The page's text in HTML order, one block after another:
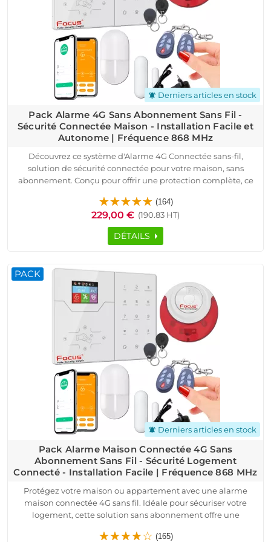
Laissez notre alarme connectée sans fil vous offrir une sécurité
intelligente et facile à gérer au quotidien.
notifications_active Derniers articles en stock
Pack Alarme 4G Sans Abonnement Sans Fil -
Sécurité Connectée Maison - Installation Facile et
Autonome | Fréquence 868 MHz
Découvrez ce système d'Alarme 4G Connectée sans-fil,
solution de sécurité connectée pour votre maison, sans
abonnement. Conçu pour offrir une protection complète, ce
communication sécurisée entre les éléments. Le pack inclut
une centrale d'alarme intelligente HA-VGT avec sirène
intégrée, détecteurs de mouvement et d’ouverture, une
sirène intérieure de 100 dB, des télécommandes et badges.
alertes instantanées via SMS ou notifications push sur votre
smartphone (iOS et Android). Grâce à son installation facile, ce
système est idéal pour les maisons, appartements ou locaux
professionnels. De plus, il est compatible avec toutes les box
internet et la fibre, ce qui en fait un choix pratique et fiable
pour la protection de vos biens. Gardez le contrôle et sécurisez
votre espace avec ce pack alarme sans abonnement, simple
et efficace.
(164)
229,00 € (190.83 HT)
DÉTAILS
notifications_active Derniers articles en stock
PACK
Pack Alarme Maison Connectée 4G Sans
Abonnement Sans Fil - Sécurité Logement
Connecté - Installation Facile | Fréquence 868 MHz
Protégez votre maison ou appartement avec une alarme
maison connectée 4G sans fil. Idéale pour sécuriser votre
logement, cette solution sans abonnement offre une
immédiatement fonctionnelle dès réception.
(165)